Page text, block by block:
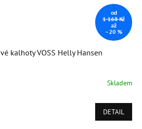
od
1 168 Kč
až
–20 %
kalhoty VOSS Helly Hansen
Skladem
DETAIL